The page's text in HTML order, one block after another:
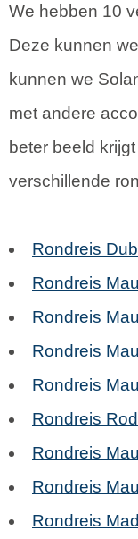
We hebben 10
Deze kunnen
kunnen we
met andere
beter beeld
verschillende
Rondreis
Rondreis
Rondreis
Rondreis
Rondreis
Rondreis
Rondreis
Rondreis
Rondreis